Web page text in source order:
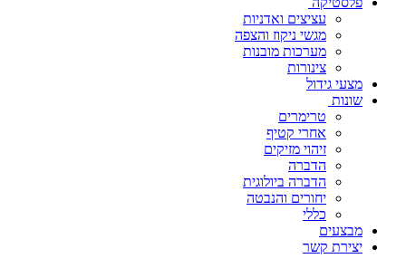
עציצים ואדניות
מגשי ניקוז והצפה
מערכות מובנות
צינורות
מצעי גידול
שונות
טרימרים
אחרי קטיף
זיהוי מזיקים
הדברה
הדברה ביולוגית
יחורים והנבטה
כללי
מבצעים
יצירת קשר